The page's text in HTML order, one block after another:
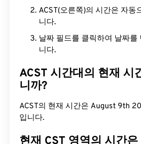
ACST(오른쪽)의 시간은 자동
니다.
날짜 필드를 클릭하여 날짜를
니다.
ACST 시간대의 현재 시
니까?
ACST의 현재 시간은 August 9th
입니다.